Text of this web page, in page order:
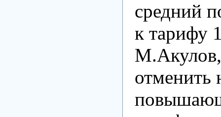
средний
к тарифу
отменить